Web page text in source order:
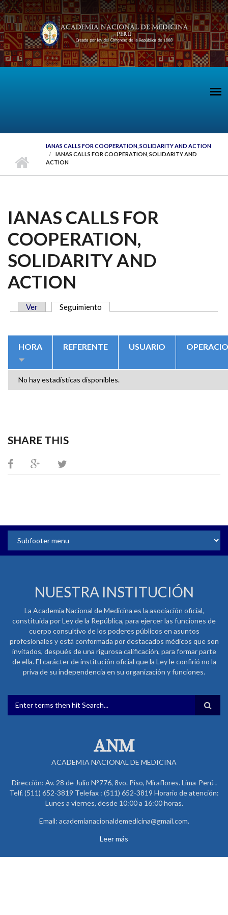
Pasar al contenido principal
IANAS CALLS FOR COOPERATION, SOLIDARITY AND ACTION
IANAS CALLS FOR COOPERATION, SOLIDARITY AND
ACTION
IANAS CALLS FOR
COOPERATION,
SOLIDARITY AND
ACTION
Ver Seguimiento
HORA REFERENTE USUARIO
No hay estadísticas disponibles.
SHARE THIS
NUESTRA INSTITUCIÓN
La Academia Nacional de Medicina es la asociación oficial,
constituida por Ley de la República, para ejercer las funciones de
cuerpo consultivo de los poderes públicos en asuntos
profesionales y está conformada por destacados médicos que son
invitados, después de una rigurosa calificación, para formar parte
de ella. El carácter de institución oficial que la Ley le confirió no la
priva de su independencia en su organización y funciones.
FORMULARIO DE BÚSQUEDA
ANM
ACADEMIA NACIONAL DE MEDICINA
Dirección: Av. 28 de Julio N°776, 8vo. Piso, Miraflores. Lima-Perú .
Telf. (511) 652-3819 Telefax : (511) 652-3819 Horario de atención:
Lunes a viernes, desde 10:00 a 16:00 horas.
Email: academianacionaldemedicina@gmail.com.
Leer más